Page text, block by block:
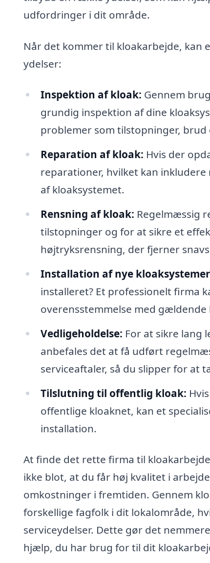
udfordringer i dit område.
Når det kommer til kloakarbejde, kan
ydelser:
Inspektion af kloak: Gennem
grundig inspektion af dine
problemer som tilstopninger, brud
Reparation af kloak: Hvis der
reparationer, hvilket kan
af kloaksystemet.
Rensning af kloak: Regelmæssig
tilstopninger og for at sikre et
højtryksrensning, der fjerner
Installation af nye
installeret? Et professionelt firma
overensstemmelse med gældende
Vedligeholdelse: For at sikre lang
anbefales det at få udført
serviceaftaler, så du slipper for at
Tilslutning til offentlig kloak:
offentlige kloaknet, kan et
installation.
At finde det rette firma til
ikke blot, at du får høj kvalitet i
omkostninger i fremtiden. Gennem
forskellige fagfolk i dit lokalområde,
serviceydelser. Dette gør det
hjælp, du har brug for til dit